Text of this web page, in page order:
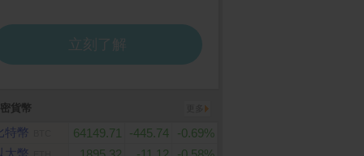
貨幣
特幣 64149.71 -445.74
-0.69%
太幣